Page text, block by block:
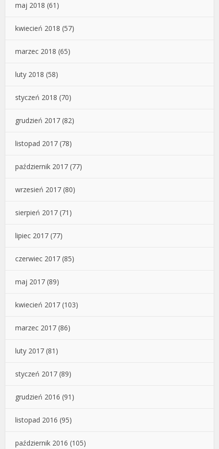
maj 2018 (61)
kwiecień 2018 (57)
marzec 2018 (65)
luty 2018 (58)
styczeń 2018 (70)
grudzień 2017 (82)
listopad 2017 (78)
październik 2017 (77)
wrzesień 2017 (80)
sierpień 2017 (71)
lipiec 2017 (77)
czerwiec 2017 (85)
maj 2017 (89)
kwiecień 2017 (103)
marzec 2017 (86)
luty 2017 (81)
styczeń 2017 (89)
grudzień 2016 (91)
listopad 2016 (95)
październik 2016 (105)